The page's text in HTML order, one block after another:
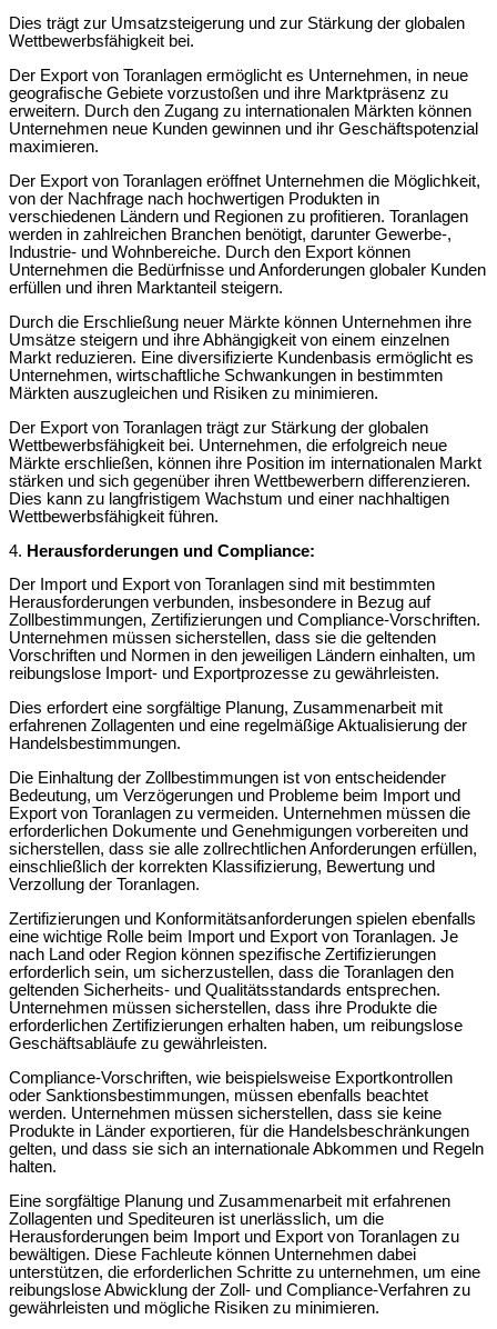
Dies trägt zur Umsatzsteigerung und zur Stärkung der globalen
Wettbewerbsfähigkeit bei.
Der Export von Toranlagen ermöglicht es Unternehmen, in neue
geografische Gebiete vorzustoßen und ihre Marktpräsenz zu
erweitern. Durch den Zugang zu internationalen Märkten können
Unternehmen neue Kunden gewinnen und ihr Geschäftspotenzial
maximieren.
Der Export von Toranlagen eröffnet Unternehmen die Möglichkeit,
von der Nachfrage nach hochwertigen Produkten in
verschiedenen Ländern und Regionen zu profitieren. Toranlagen
werden in zahlreichen Branchen benötigt, darunter Gewerbe-,
Industrie- und Wohnbereiche. Durch den Export können
Unternehmen die Bedürfnisse und Anforderungen globaler Kunden
erfüllen und ihren Marktanteil steigern.
Durch die Erschließung neuer Märkte können Unternehmen ihre
Umsätze steigern und ihre Abhängigkeit von einem einzelnen
Markt reduzieren. Eine diversifizierte Kundenbasis ermöglicht es
Unternehmen, wirtschaftliche Schwankungen in bestimmten
Märkten auszugleichen und Risiken zu minimieren.
Der Export von Toranlagen trägt zur Stärkung der globalen
Wettbewerbsfähigkeit bei. Unternehmen, die erfolgreich neue
Märkte erschließen, können ihre Position im internationalen Markt
stärken und sich gegenüber ihren Wettbewerbern differenzieren.
Dies kann zu langfristigem Wachstum und einer nachhaltigen
Wettbewerbsfähigkeit führen.
4. Herausforderungen und Compliance:
Der Import und Export von Toranlagen sind mit bestimmten
Herausforderungen verbunden, insbesondere in Bezug auf
Zollbestimmungen, Zertifizierungen und Compliance-Vorschriften.
Unternehmen müssen sicherstellen, dass sie die geltenden
Vorschriften und Normen in den jeweiligen Ländern einhalten, um
reibungslose Import- und Exportprozesse zu gewährleisten.
Dies erfordert eine sorgfältige Planung, Zusammenarbeit mit
erfahrenen Zollagenten und eine regelmäßige Aktualisierung der
Handelsbestimmungen.
Die Einhaltung der Zollbestimmungen ist von entscheidender
Bedeutung, um Verzögerungen und Probleme beim Import und
Export von Toranlagen zu vermeiden. Unternehmen müssen die
erforderlichen Dokumente und Genehmigungen vorbereiten und
sicherstellen, dass sie alle zollrechtlichen Anforderungen erfüllen,
einschließlich der korrekten Klassifizierung, Bewertung und
Verzollung der Toranlagen.
Zertifizierungen und Konformitätsanforderungen spielen ebenfalls
eine wichtige Rolle beim Import und Export von Toranlagen. Je
nach Land oder Region können spezifische Zertifizierungen
erforderlich sein, um sicherzustellen, dass die Toranlagen den
geltenden Sicherheits- und Qualitätsstandards entsprechen.
Unternehmen müssen sicherstellen, dass ihre Produkte die
erforderlichen Zertifizierungen erhalten haben, um reibungslose
Geschäftsabläufe zu gewährleisten.
Compliance-Vorschriften, wie beispielsweise Exportkontrollen
oder Sanktionsbestimmungen, müssen ebenfalls beachtet
werden. Unternehmen müssen sicherstellen, dass sie keine
Produkte in Länder exportieren, für die Handelsbeschränkungen
gelten, und dass sie sich an internationale Abkommen und Regeln
halten.
Eine sorgfältige Planung und Zusammenarbeit mit erfahrenen
Zollagenten und Spediteuren ist unerlässlich, um die
Herausforderungen beim Import und Export von Toranlagen zu
bewältigen. Diese Fachleute können Unternehmen dabei
unterstützen, die erforderlichen Schritte zu unternehmen, um eine
reibungslose Abwicklung der Zoll- und Compliance-Verfahren zu
gewährleisten und mögliche Risiken zu minimieren.